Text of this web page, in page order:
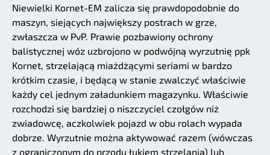
Niewielki Kornet-EM zalicza się prawdopodobnie do
maszyn, siejących największy postrach w grze,
zwłaszcza w PvP. Prawie pozbawiony ochrony
balistycznej wóz uzbrojono w podwójną wyrzutnię ppk
Kornet, strzelającą miażdżącymi seriami w bardzo
krótkim czasie, i będącą w stanie zwalczyć właściwie
każdy cel jednym załadunkiem magazynku. Właściwie
rozchodzi się bardziej o niszczyciel czołgów niż
zwiadowcę, aczkolwiek pojazd w obu rolach wypada
dobrze. Wyrzutnie można aktywować razem (wówczas
z ograniczonym do przodu łukiem strzelania) lub